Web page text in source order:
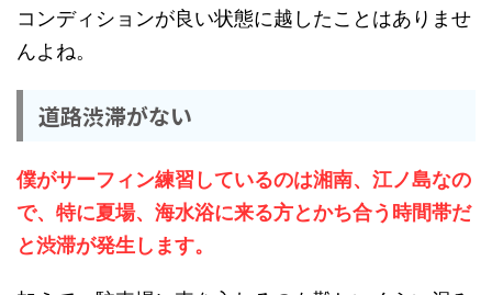
コンディションが良い状態に越したことはありませ
んよね。
道路渋滞がない
僕がサーフィン練習しているのは湘南、江ノ島なの
で、特に夏場、海水浴に来る方とかち合う時間帯だ
と渋滞が発生します。